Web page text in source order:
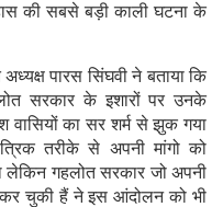
की सबसे बड़ी काली घटना के
पारस सिंघवी ने बताया कि
सरकार के इशारों पर उनके
वासियों का सर शर्म से झुक गया
तरीके से अपनी मांगो को
लेकिन गहलोत सरकार जो अपनी
कर चुकी हैं ने इस आंदोलन को भी